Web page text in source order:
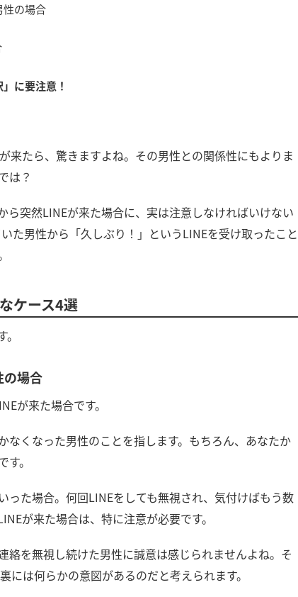
性の場合
に要注意！
来たら、驚きますよね。その男性との関係性にもよりま
は？
ら突然LINEが来た場合に、実は注意しなければいけない
た男性から「久しぶり！」というLINEを受け取ったこと
ケース4選
の場合
が来た場合です。
なくなった男性のことを指します。もちろん、あなたか
。
った場合。何回LINEをしても無視され、気付けばもう数
が来た場合は、特に注意が必要です。
絡を無視し続けた男性に誠意は感じられませんよね。そ
は何らかの意図があるのだと考えられます。